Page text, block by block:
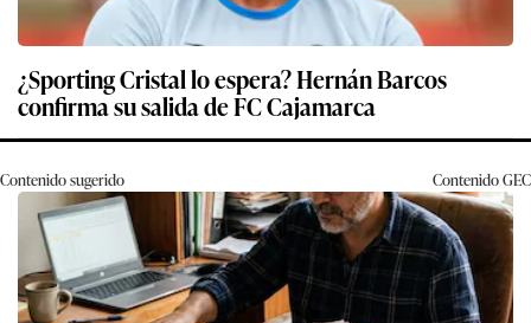
¿Sporting Cristal lo espera? Hernán Barcos
confirma su salida de FC Cajamarca
Contenido sugerido ContenidoGEC